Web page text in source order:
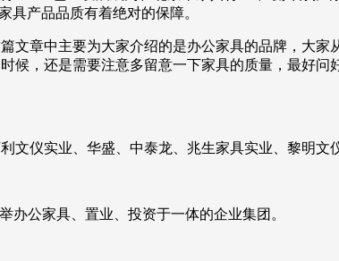
具产品品质有着绝对的保障。
文章中主要为大家介绍的是办公家具的品牌，大
，还是需要注意多留意一下家具的质量，最好问
仪实业、华盛、中泰龙、兆生家具实业、黎明文
办公家具、置业、投资于一体的企业集团。